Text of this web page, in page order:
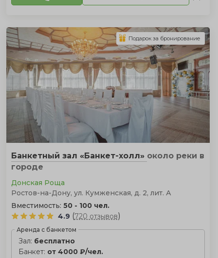
Банкетный зал «Банкет-холл» около реки в
городе
Донская Роща
Ростов-на-Дону, ул. Кумженская, д. 2, лит. А
Вместимость: 50 - 100 чел.
4.9 (720 отзывов)
Аренда с банкетом
Зал: бесплатно
Банкет: от 4000 ₽/чел.
Подарок за бронирование